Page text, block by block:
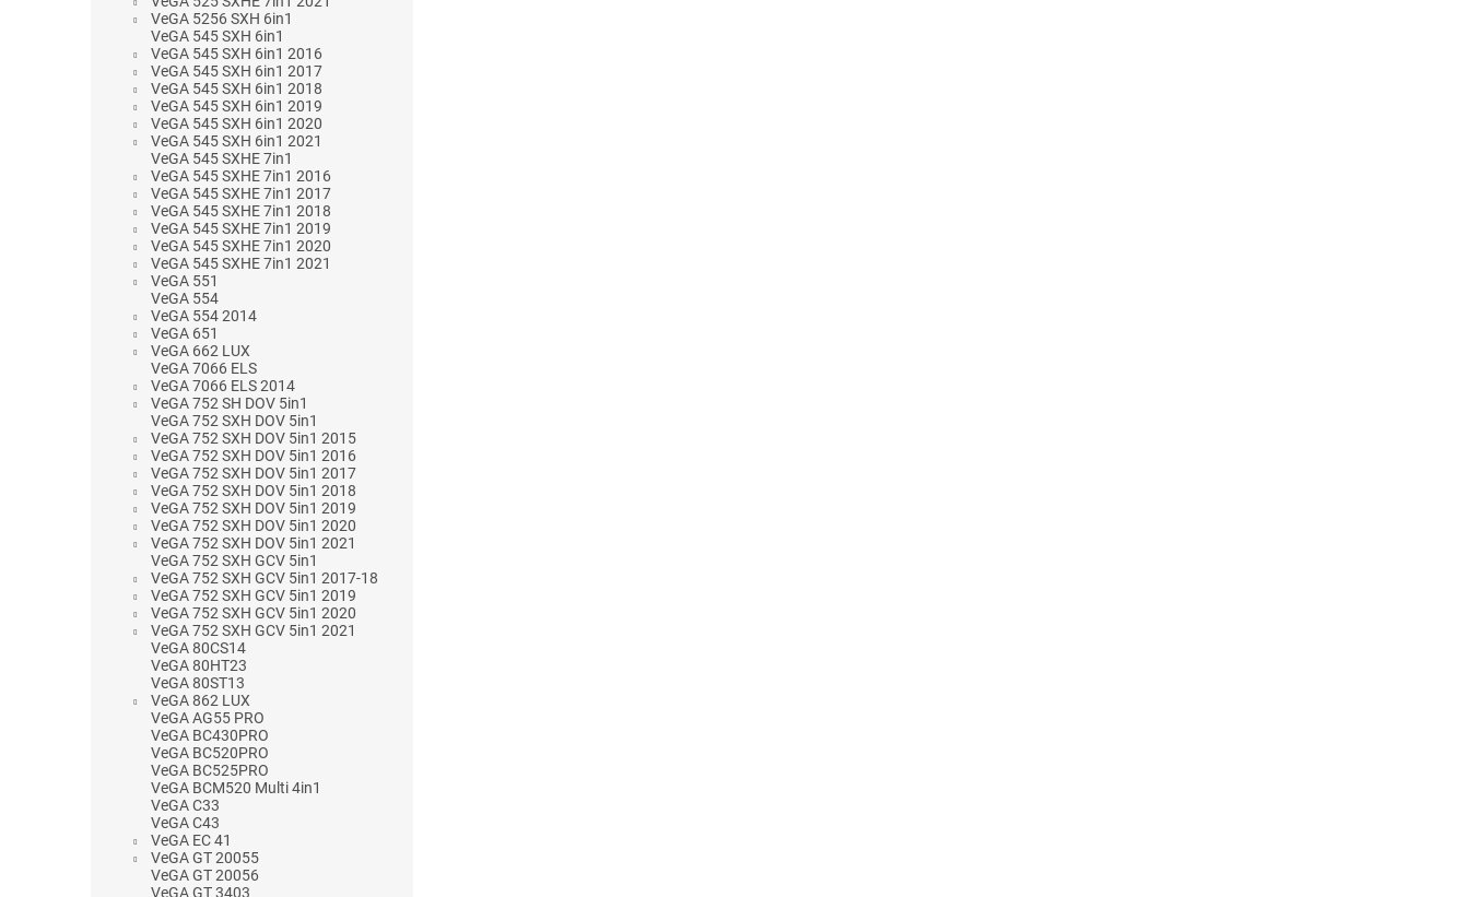
VeGA 5256 SXH 6in1
VeGA 545 SXH 6in1
VeGA 545 SXH 6in1 2016
VeGA 545 SXH 6in1 2017
VeGA 545 SXH 6in1 2018
VeGA 545 SXH 6in1 2019
VeGA 545 SXH 6in1 2020
VeGA 545 SXH 6in1 2021
VeGA 545 SXHE 7in1
VeGA 545 SXHE 7in1 2016
VeGA 545 SXHE 7in1 2017
VeGA 545 SXHE 7in1 2018
VeGA 545 SXHE 7in1 2019
VeGA 545 SXHE 7in1 2020
VeGA 545 SXHE 7in1 2021
VeGA 551
VeGA 554
VeGA 554 2014
VeGA 651
VeGA 662 LUX
VeGA 7066 ELS
VeGA 7066 ELS 2014
VeGA 752 SH DOV 5in1
VeGA 752 SXH DOV 5in1
VeGA 752 SXH DOV 5in1 2015
VeGA 752 SXH DOV 5in1 2016
VeGA 752 SXH DOV 5in1 2017
VeGA 752 SXH DOV 5in1 2018
VeGA 752 SXH DOV 5in1 2019
VeGA 752 SXH DOV 5in1 2020
VeGA 752 SXH DOV 5in1 2021
VeGA 752 SXH GCV 5in1
VeGA 752 SXH GCV 5in1 2017-18
VeGA 752 SXH GCV 5in1 2019
VeGA 752 SXH GCV 5in1 2020
VeGA 752 SXH GCV 5in1 2021
VeGA 80CS14
VeGA 80HT23
VeGA 80ST13
VeGA 862 LUX
VeGA AG55 PRO
VeGA BC430PRO
VeGA BC520PRO
VeGA BC525PRO
VeGA BCM520 Multi 4in1
VeGA C33
VeGA C43
VeGA EC 41
VeGA GT 20055
VeGA GT 20056
VeGA GT 3403